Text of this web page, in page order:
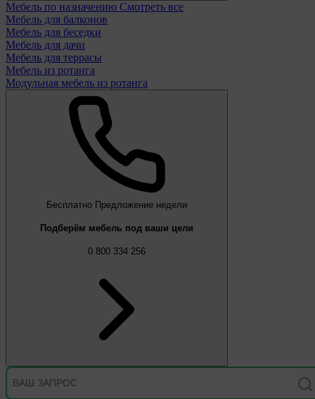
Мебель по назначению Смотреть все
Мебель для балконов
Мебель для беседки
Мебель для дачи
Мебель для террасы
Мебель из ротанга
Модульная мебель из ротанга
Бесплатно Предложение недели
Подберём мебель под ваши цели
0 800 334 256